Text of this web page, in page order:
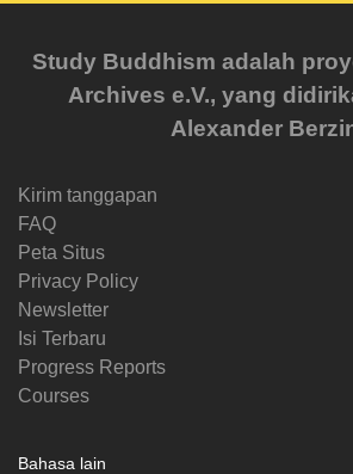
Study Buddhism adalah
Archives e.V., yang
Alexander
Kirim tanggapan
FAQ
Peta Situs
Privacy Policy
Newsletter
Isi Terbaru
Progress Reports
Courses
Bahasa lain